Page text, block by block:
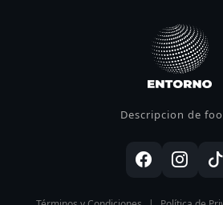
Descripcion de